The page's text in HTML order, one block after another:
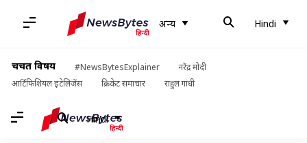
अन्य Hindi
चर्चित विषय #NewsBytesExplainer
नरेंद्र मोदी
आर्टिफिशियल इंटेलिजेंस
क्रिकेट समाचार राहुल गांधी
Hindi